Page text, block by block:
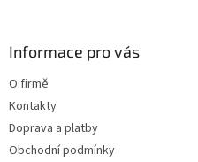
Informace pro vás
O firmě
Kontakty
Doprava a platby
Obchodní podmínky